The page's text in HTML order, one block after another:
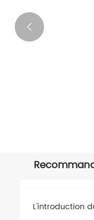

L'introduction